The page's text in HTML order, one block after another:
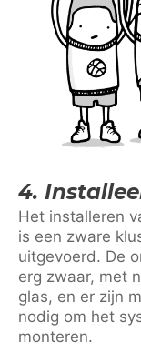
4.
Het installeren
is een zware
uitgevoerd. De
erg zwaar, met
glas, en er zijn
nodig om het
monteren.